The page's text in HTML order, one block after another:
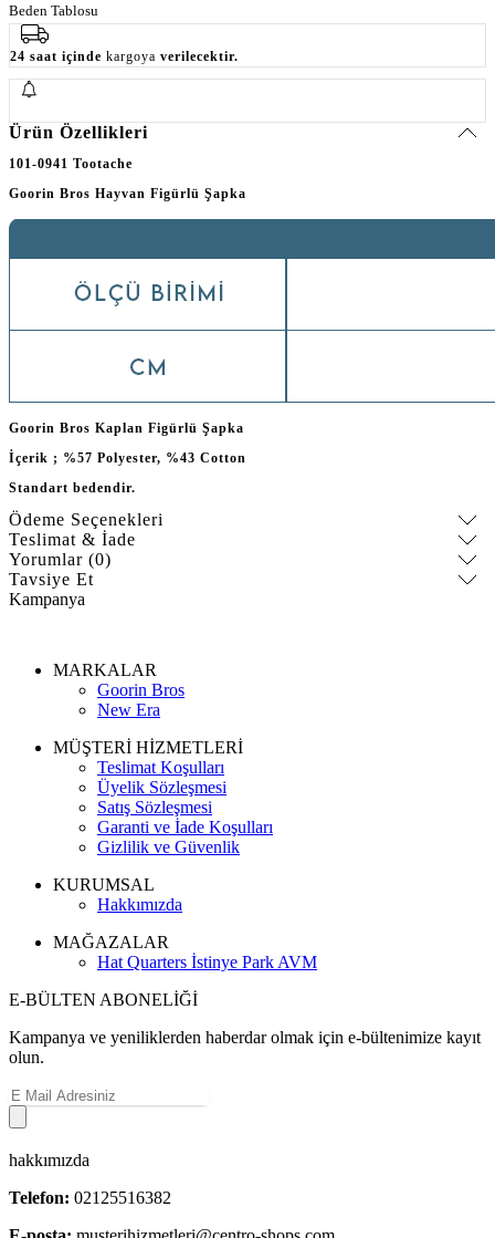
Beden Tablosu
24 saat içinde kargoya verilecektir.
Ürün Özellikleri
101-0941 Tootache
Goorin Bros Hayvan Figürlü Şapka
Goorin Bros Kaplan Figürlü Şapka
İçerik ; %57 Polyester, %43 Cotton
Standart bedendir.
Ödeme Seçenekleri
Teslimat & İade
Yorumlar (0)
Tavsiye Et
Kampanya
MARKALAR
Goorin Bros
New Era
MÜŞTERİ HİZMETLERİ
Teslimat Koşulları
Üyelik Sözleşmesi
Satış Sözleşmesi
Garanti ve İade Koşulları
Gizlilik ve Güvenlik
KURUMSAL
Hakkımızda
MAĞAZALAR
Hat Quarters İstinye Park AVM
E-BÜLTEN ABONELİĞİ
Kampanya ve yeniliklerden haberdar olmak için e-bültenimize kayıt
olun.
hakkımızda
Telefon: 02125516382